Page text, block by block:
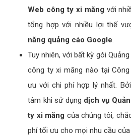
Web công ty xi măng với
tổng hợp với nhiều lợi thế
năng quảng cáo Google.
Tuy nhiên, với bất kỳ gói
công ty xi măng nào tại
ưu với chi phí hợp lý nhất.
tâm khi sử dụng dịch vụ
ty xi măng của chúng tôi,
phí tối ưu cho mọi nhu cầu của